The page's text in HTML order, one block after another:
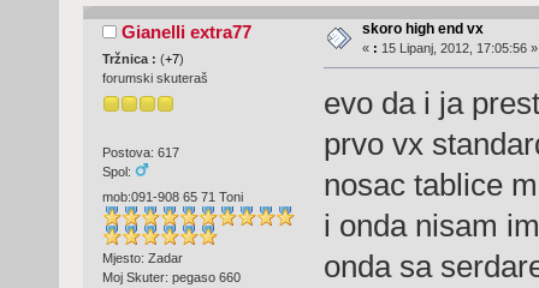
Gianelli extra77
Tržnica : (+7)
forumski skuteraš
Postova: 617
Spol:
mob:091-908 65 71 Toni
Mjesto: Zadar
Moj Skuter: pegaso 660
skoro high end vx
« : 15 Lipanj, 2012, 17:05:56 »
evo da i ja
prvo vx
nosac tablice
i onda nisam
onda sa